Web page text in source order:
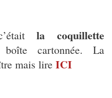
la coquillette
cartonnée. La
mais lire ICI